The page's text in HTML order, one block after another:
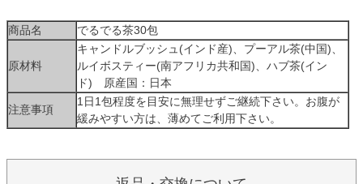
商品名 でるでる茶30包
原材料
キャンドルブッシュ(インド産)、プーアル茶(中国)、
ルイボスティー(南アフリカ共和国)、ハブ茶(イン
ド) 原産国：日本
注意事項
1日1包程度を目安に無理せずご継続下さい。お腹が
緩みやすい方は、薄めてご利用下さい。